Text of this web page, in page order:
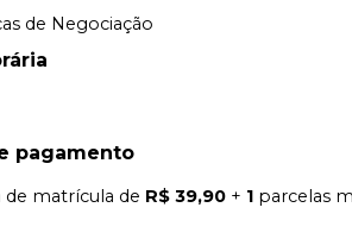
de Negociação
pagamento
de matrícula de R$ 39,90 + 1 parcelas